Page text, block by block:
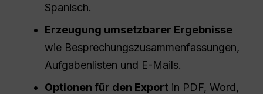
Spanisch.
Erzeugung umsetzbarer Ergebnisse
wie Besprechungszusammenfassungen,
Aufgabenlisten und E-Mails.
Optionen für den Export in PDF, Word,